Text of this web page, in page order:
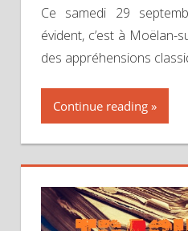
Ce samedi 29
évident, c’est à Moëlan-
des appréhensions
Continue reading